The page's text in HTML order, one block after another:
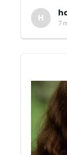
H
7